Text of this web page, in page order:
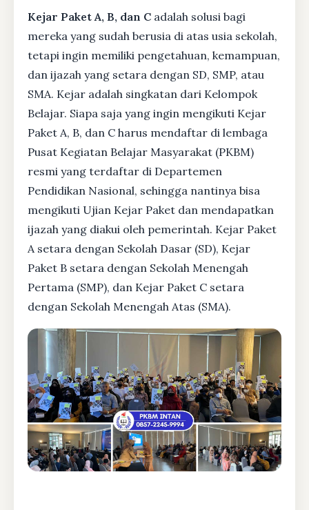
Kejar Paket A, B, dan C adalah solusi bagi
mereka yang sudah berusia di atas usia sekolah,
tetapi ingin memiliki pengetahuan, kemampuan,
dan ijazah yang setara dengan SD, SMP, atau
SMA. Kejar adalah singkatan dari Kelompok
Belajar. Siapa saja yang ingin mengikuti Kejar
Paket A, B, dan C harus mendaftar di lembaga
Pusat Kegiatan Belajar Masyarakat (PKBM)
resmi yang terdaftar di Departemen
Pendidikan Nasional, sehingga nantinya bisa
mengikuti Ujian Kejar Paket dan mendapatkan
ijazah yang diakui oleh pemerintah. Kejar Paket
A setara dengan Sekolah Dasar (SD), Kejar
Paket B setara dengan Sekolah Menengah
Pertama (SMP), dan Kejar Paket C setara
dengan Sekolah Menengah Atas (SMA).